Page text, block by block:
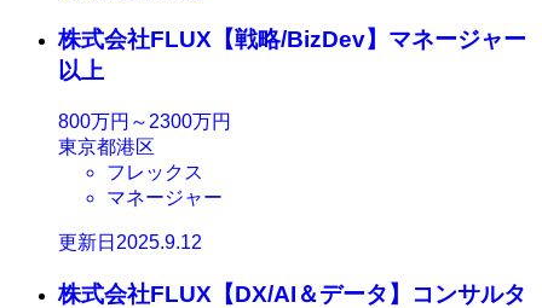
株式会社FLUX【戦略/BizDev】マネージャー
以上
800万円～2300万円
東京都港区
フレックス
マネージャー
更新日2025.9.12
株式会社FLUX【DX/AI＆データ】コンサルタ